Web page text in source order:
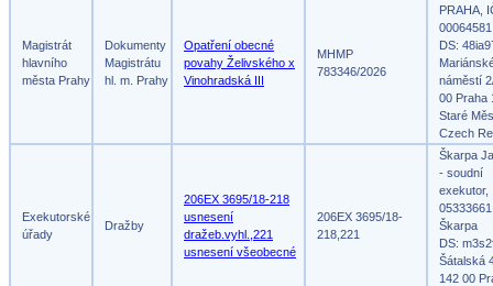
Magistrát
hlavního
města Prahy
Dokumenty
Magistrátu
hl. m. Prahy
Opatření obecné
povahy Želivského x
Vinohradská III
MHMP
783346/2026
PRAHA,
00064581
DS:
náměstí
00 Praha
Staré
Czech
Exekutorské
úřady
Dražby
206EX 3695/18-218
usnesení
dražeb.vyhl.,221
usnesení všeobecné
206EX 3695/18-
218,221
Škarpa
- soudní
exekutor,
Škarpa
DS:
Šátalská
142 00